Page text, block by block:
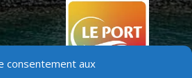
consentement aux